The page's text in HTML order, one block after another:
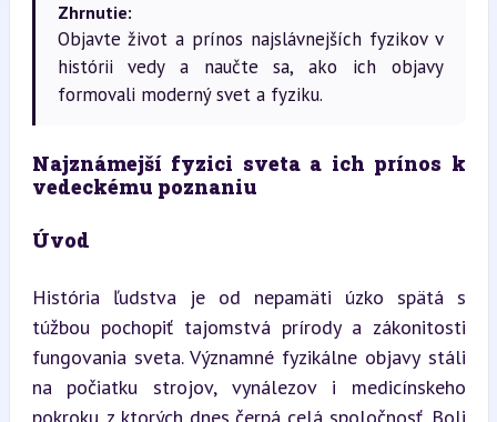
Zhrnutie:
Objavte život a prínos najslávnejších fyzikov v
histórii vedy a naučte sa, ako ich objavy
formovali moderný svet a fyziku.
Najznámejší fyzici sveta a ich prínos k
vedeckému poznaniu
Úvod
História ľudstva je od nepamäti úzko spätá s
túžbou pochopiť tajomstvá prírody a zákonitosti
fungovania sveta. Významné fyzikálne objavy stáli
na počiatku strojov, vynálezov i medicínskeho